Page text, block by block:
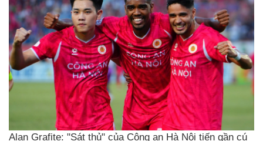
Alan Grafite: "Sát thủ" của Công an Hà Nội tiến gần cú